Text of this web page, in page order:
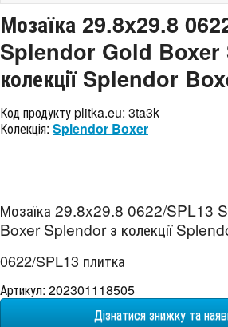
Мозаїка 29.8x29.8
Splendor Gold Boxer
колекції Splendor
Код продукту plitka.eu: 3ta3k
Колекція: Splendor Boxer
Мозаїка 29.8x29.8 0622/SPL13
Boxer Splendor з колекції
0622/SPL13 плитка
Артикул: 202301118505
Дізнатися знижку та